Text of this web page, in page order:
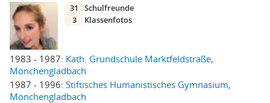
1983 - 1987: Kath. Grundschule Marktfeldstraße,
Mönchengladbach
1987 - 1996: Stiftisches Humanistisches Gymnasium,
Mönchengladbach
31
Schulfreunde
3
Klassenfotos